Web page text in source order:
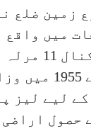
زمین ضلع
میں واقع
پیمائش
کو سب سے
لیے لیز